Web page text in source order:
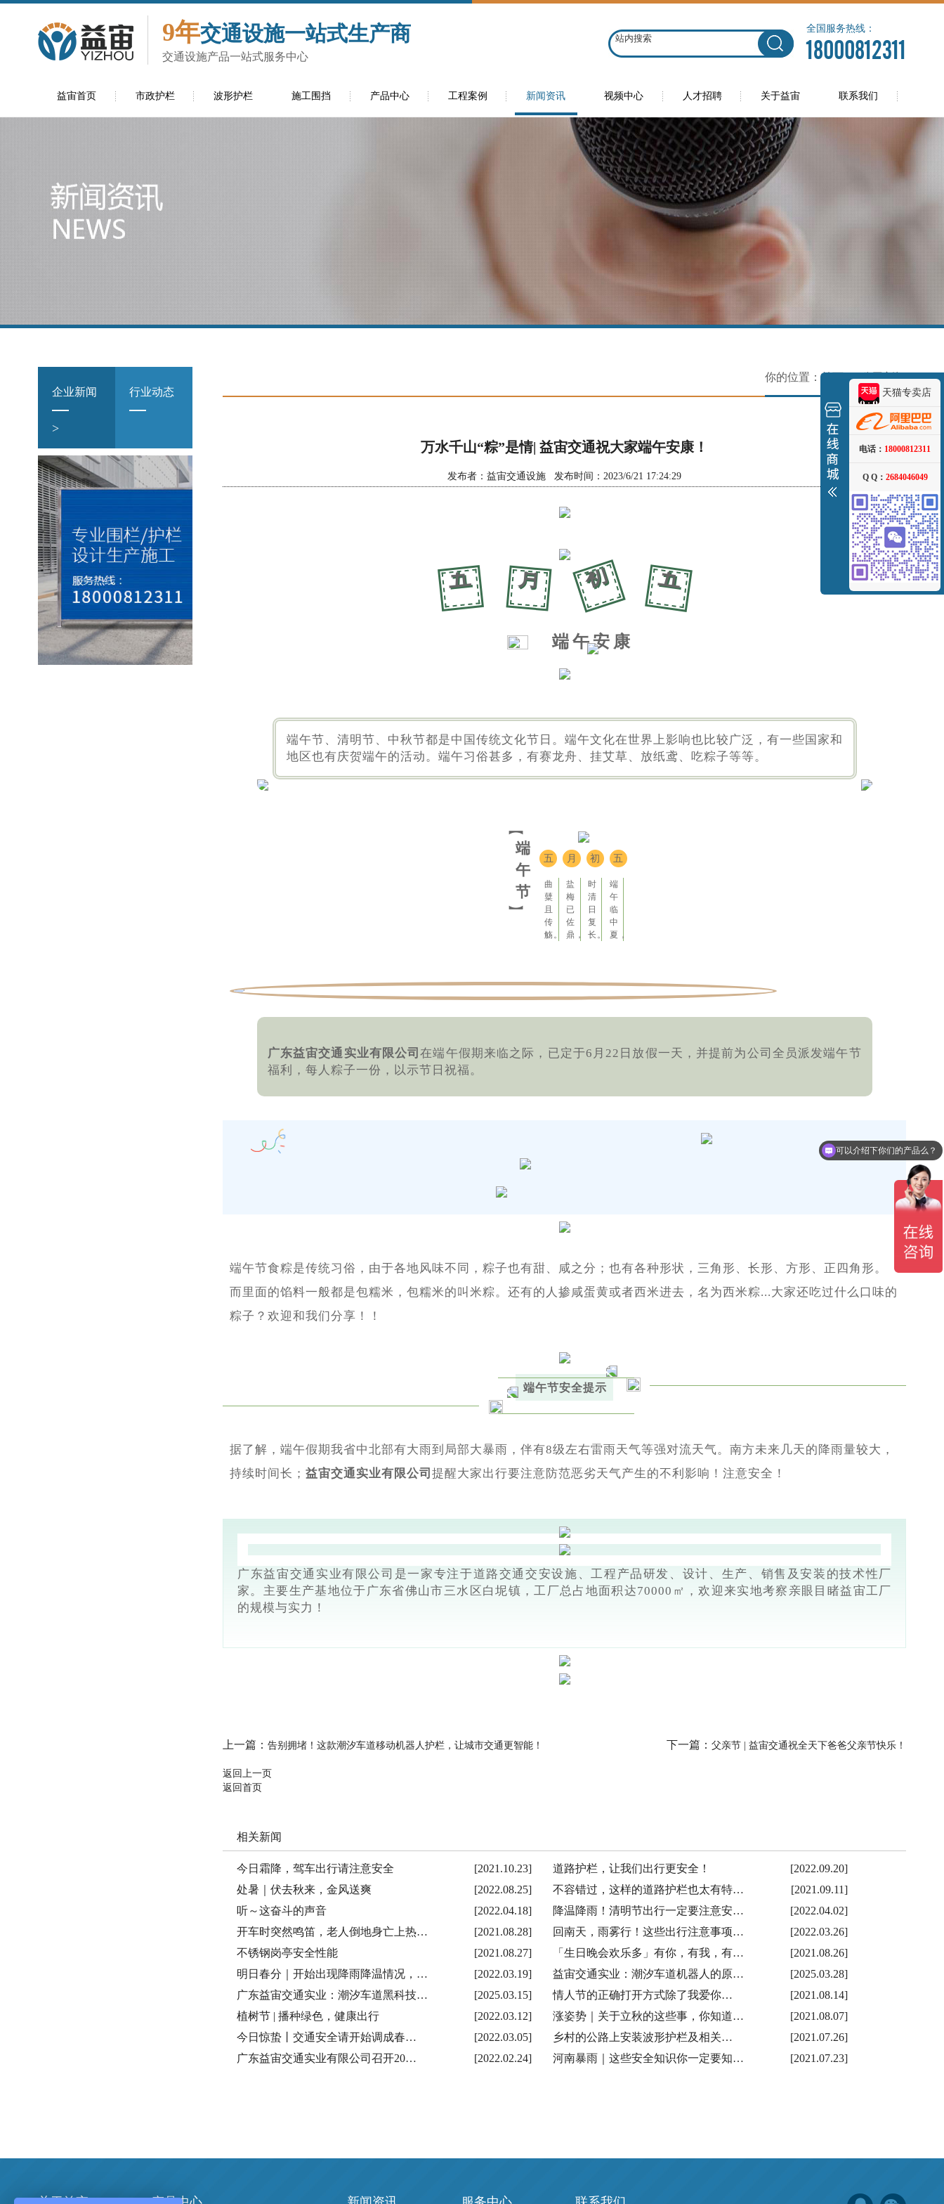
9年交通设施一站式生产商
交通设施产品一站式服务中心
全国服务热线：
18000812311
益宙首页 市政护栏 波形护栏 施工围挡 产品中心 工程案例 新闻资讯 视频中心 人才招聘 关于益宙 联系我们
企业新闻
>
行业动态
你的位置：首页 > 公司新闻
万水千山“粽”是情| 益宙交通祝大家端午安康！
发布者：益宙交通设施 发布时间：2023/6/21 17:24:29
五 月 初 五
端午安康
端午节、清明节、中秋节都是中国传统文化节日。端午文化在世界上影响也比较广泛，有一些国家和
地区也有庆贺端午的活动。端午习俗甚多，有赛龙舟、挂艾草、放纸鸢、吃粽子等等。
【
端
午
节
】
五 月 初 五
曲
糵
且
传
觞。
盐
梅
已
佐
鼎，
时
清
日
复
长。
端
午
临
中
夏，
广东益宙交通实业有限公司在端午假期来临之际，已定于6月22日放假一天，并提前为公司全员派发端午节
福利，每人粽子一份，以示节日祝福。
端午节食粽是传统习俗，由于各地风味不同，粽子也有甜、咸之分；也有各种形状，三角形、长形、方形、正四角形。
而里面的馅料一般都是包糯米，包糯米的叫米粽。还有的人掺咸蛋黄或者西米进去，名为西米粽...大家还吃过什么口味的
粽子？欢迎和我们分享！！
端午节安全提示
据了解，端午假期我省中北部有大雨到局部大暴雨，伴有8级左右雷雨天气等强对流天气。南方未来几天的降雨量较大，
持续时间长；益宙交通实业有限公司提醒大家出行要注意防范恶劣天气产生的不利影响！注意安全！
广东益宙交通实业有限公司是一家专注于道路交通交安设施、工程产品研发、设计、生产、销售及安装的技术性厂
家。主要生产基地位于广东省佛山市三水区白坭镇，工厂总占地面积达70000㎡，欢迎来实地考察亲眼目睹益宙工厂
的规模与实力！
上一篇：告别拥堵！这款潮汐车道移动机器人护栏，让城市交通更智能！ 下一篇：父亲节 | 益宙交通祝全天下爸爸父亲节快乐！
返回上一页
返回首页
相关新闻
[2021.10.23]
今日霜降，驾车出行请注意安全 [2022.09.20]
道路护栏，让我们出行更安全！
[2022.08.25]
处暑｜伏去秋来，金风送爽 [2021.09.11]
不容错过，这样的道路护栏也太有特…
[2022.04.18]
听～这奋斗的声音 [2022.04.02]
降温降雨！清明节出行一定要注意安…
[2021.08.28]
开车时突然鸣笛，老人倒地身亡上热… [2022.03.26]
回南天，雨雾行！这些出行注意事项…
[2021.08.27]
不锈钢岗亭安全性能 [2021.08.26]
「生日晚会欢乐多」有你，有我，有…
[2022.03.19]
明日春分｜开始出现降雨降温情况，… [2025.03.28]
益宙交通实业：潮汐车道机器人的原…
[2025.03.15]
广东益宙交通实业：潮汐车道黑科技… [2021.08.14]
情人节的正确打开方式除了我爱你…
[2022.03.12]
植树节 | 播种绿色，健康出行 [2021.08.07]
涨姿势｜关于立秋的这些事，你知道…
[2022.03.05]
今日惊蛰丨交通安全请开始调成春… [2021.07.26]
乡村的公路上安装波形护栏及相关…
[2022.02.24]
广东益宙交通实业有限公司召开20… [2021.07.23]
河南暴雨｜这些安全知识你一定要知…
天猫专卖店
电话： 18000812311
Q Q： 2684046049
可以介绍下你们的产品么？